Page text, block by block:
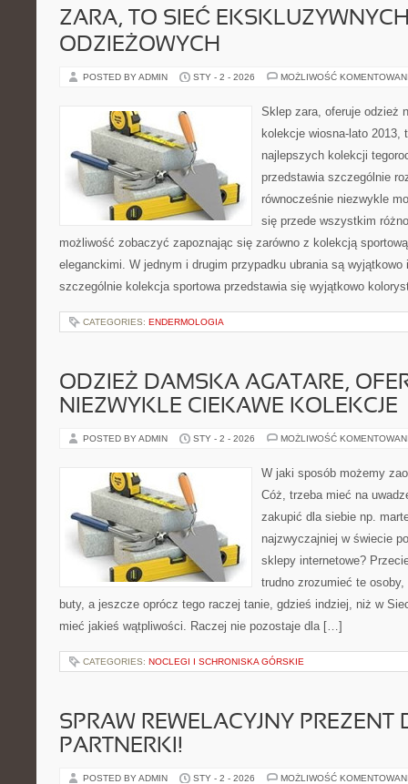
ZARA, TO SIEĆ
ODZIEŻOWYCH
POSTED BY ADMIN STY - 2 - 2026 MOŻLIWOŚĆ
Sklep zara, oferuje odzież
kolekcje wiosna-lato 2013,
najlepszych kolekcji
przedstawia szczególnie
równocześnie niezwykle
się przede wszystkim
możliwość zobaczyć zapoznając się zarówno z kolekcją
eleganckimi. W jednym i drugim przypadku ubrania są wyjątkowo
szczególnie kolekcja sportowa przedstawia się wyjątkowo
CATEGORIES: ENDERMOLOGIA
ODZIEŻ DAMSKA AGATARE,
NIEZWYKLE CIEKAWE KOLEKCJE
POSTED BY ADMIN STY - 2 - 2026 MOŻLIWOŚĆ
W jaki sposób możemy
Cóż, trzeba mieć na
zakupić dla siebie np.
najzwyczajniej w świecie
sklepy internetowe?
trudno zrozumieć te
buty, a jeszcze oprócz tego raczej tanie, gdzieś indziej, niż w
mieć jakieś wątpliwości. Raczej nie pozostaje dla […]
CATEGORIES: NOCLEGI I SCHRONISKA GÓRSKIE
SPRAW REWELACYJNY PREZENT
PARTNERKI!
POSTED BY ADMIN STY - 2 - 2026 MOŻLIWOŚĆ